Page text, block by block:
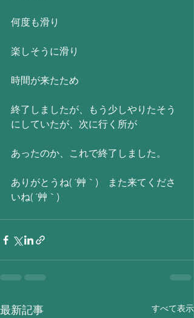
何度も滑り
楽しそうに滑り
時間が来たため
終了しましたが、もう少しやりたそう
にしていたが、次に行く所が
あったのか、これで終了しました。
ありがとうね( ´艸｀)　また来てくださ
いね( ´艸｀)
最新記事 すべて表示